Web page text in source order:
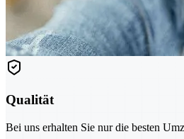
Qualität
Bei uns erhalten Sie nur die besten